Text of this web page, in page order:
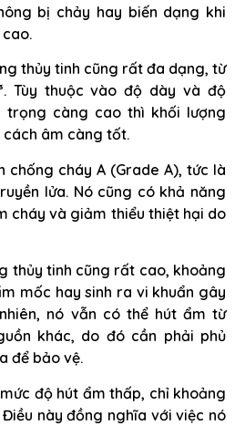
bị chảy hay biến dạng khi
thủy tinh cũng rất đa dạng, từ
Tùy thuộc vào độ dày và độ
trọng càng cao thì khối lượng
âm càng tốt.
chống cháy A (Grade A), tức là
lửa. Nó cũng có khả năng
cháy và giảm thiểu thiệt hại do
thủy tinh cũng rất cao, khoảng
mốc hay sinh ra vi khuẩn gây
nó vẫn có thể hút ẩm từ
khác, do đó cần phải phủ
để bảo vệ.
độ hút ẩm thấp, chỉ khoảng
này đồng nghĩa với việc nó